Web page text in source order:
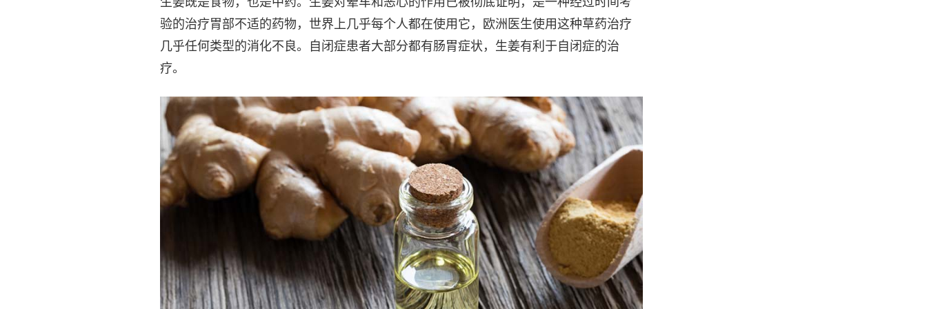
验的治疗胃部不适的药物，世界上几乎每个人都在使用它，欧洲医生使用这种草药治疗
几乎任何类型的消化不良。自闭症患者大部分都有肠胃症状，生姜有利于自闭症的治
疗。